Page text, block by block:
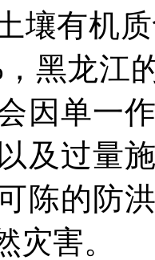
壤有机
，黑龙江
因单一
及过量
陈的防
灾害。